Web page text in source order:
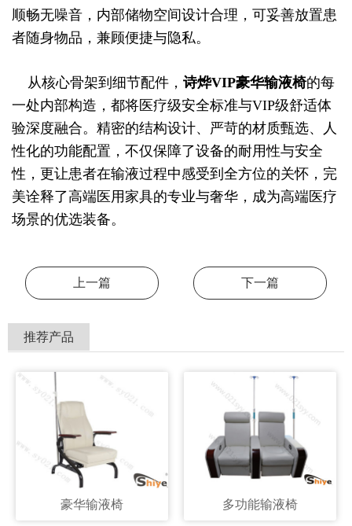
顺畅无噪音，内部储物空间设计合理，可妥善放置患
者随身物品，兼顾便捷与隐私。
从核心骨架到细节配件， 诗烨VIP豪华输液椅的每
一处内部构造，都将医疗级安全标准与VIP级舒适体
验深度融合。精密的结构设计、严苛的材质甄选、人
性化的功能配置，不仅保障了设备的耐用性与安全
性，更让患者在输液过程中感受到全方位的关怀，完
美诠释了高端医用家具的专业与奢华，成为高端医疗
场景的优选装备。
上一篇 下一篇
推荐产品
豪华输液椅 多功能输液椅